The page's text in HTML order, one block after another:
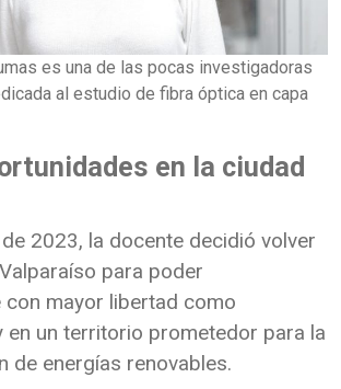
es una de las pocas investigadoras
al estudio de fibra óptica en capa
en la ciudad
2023, la docente decidió volver
para poder
con mayor libertad como
en un territorio prometedor para la
de energías renovables.